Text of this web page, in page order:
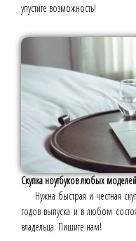
упустите возможность!
Скупка ноутбуков любых
Нужна быстрая и честная
годов выпуска и в любом
владельца. Пишите нам!